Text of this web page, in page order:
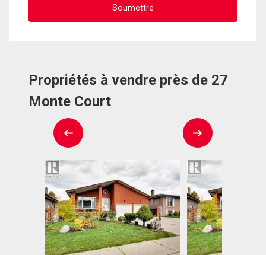
Propriétés à vendre près de 27
Monte Court